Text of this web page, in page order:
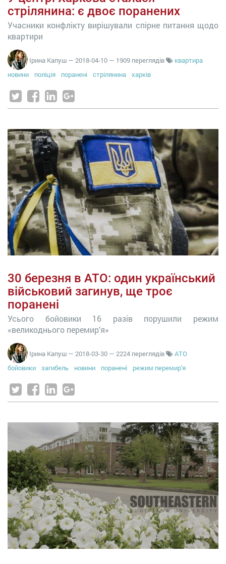
стрілянина: є двоє поранених
Учасники конфлікту вирішували спірне питання щодо
квартири
Ірина Капуш — 2018-04-10 — 1909 переглядів
квартира
новини
поліція поранені стрілянина харків
30 березня в АТО: один український
військовий загинув, ще троє
поранені
Усього бойовики 16 разів порушили режим
«великоднього перемир’я»
Ірина Капуш — 2018-03-30 — 2224 переглядів
АТО
бойовики
загибель новини поранені режим перемир'я